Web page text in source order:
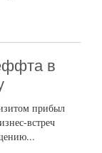
в
прибыл
встреч